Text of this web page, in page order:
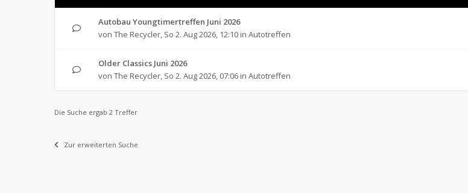
Autobau Youngtimertreffen Juni 2026
von The Recycler, So 2. Aug 2026, 12:10 in Autotreffen
Older Classics Juni 2026
von The Recycler, So 2. Aug 2026, 07:06 in Autotreffen
Die Suche ergab 2 Treffer
Zur erweiterten Suche